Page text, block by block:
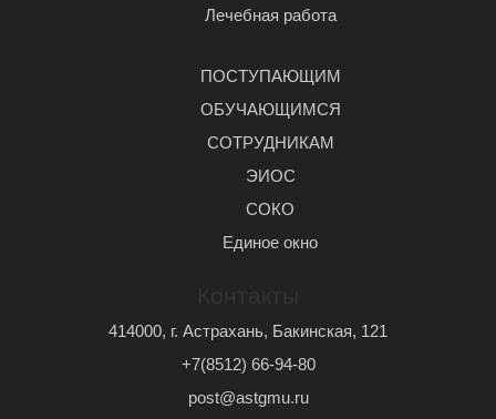
Лечебная работа
ПОСТУПАЮЩИМ
ОБУЧАЮЩИМСЯ
СОТРУДНИКАМ
ЭИОС
СОКО
Единое окно
414000, г. Астрахань, Бакинская, 121
+7(8512) 66-94-80
post@astgmu.ru